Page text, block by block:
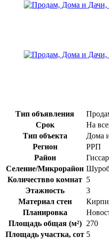
Тип объявления
Срок
На
Тип объекта
Дома
Регион
РРП
Район
Гиссар
Селение/Микрорайон
Количествво комнат 5
Этажность
3
Материал стен
Планировка
Площадь общая (м²)
270
Площадь участка, сот 5